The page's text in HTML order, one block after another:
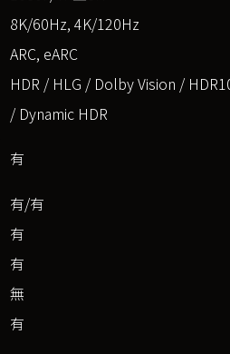
8K/60Hz, 4K/120Hz
ARC, eARC
HDR / HLG / Dolby Vision /
/ Dynamic HDR
有
有/有
有
有
無
有